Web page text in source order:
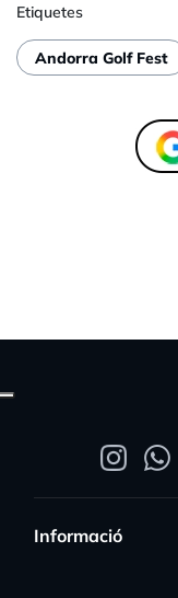
Etiquetes
Andorra Golf Fest
Informació